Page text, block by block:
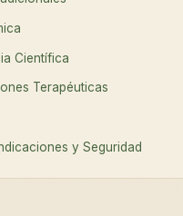
Científica
Terapéuticas
y Seguridad